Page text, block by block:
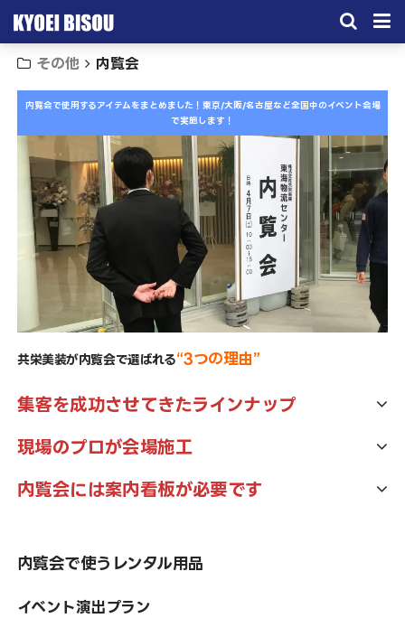
サービス
取引実績
施工実績
会社概要
お問い合わせ
その他 内覧会
内覧会で使用するアイテムをまとめました！ 東京/大阪/名古屋など全国中のイベント会場
で実施します！
共栄美装が内覧会で選ばれる“3つの理由”
集客を成功させてきたラインナップ
イベントの目指す所は、やはり集客です。常に現場最前線で多く
のお客様にご利用頂いてきたアイテムのラインナップでお客様に
ご提案します！
現場のプロが会場施工
商材がベテランなら人もベテラン。現地では会場施工のプロが創
業してから半世紀培ってきたキャリアでセレモニーを支えます。
内覧会には案内看板が必要です
ないので高いクオリティとコストパフォーマンスを両立していま
内覧会で使うレンタル用品
イベント演出プラン